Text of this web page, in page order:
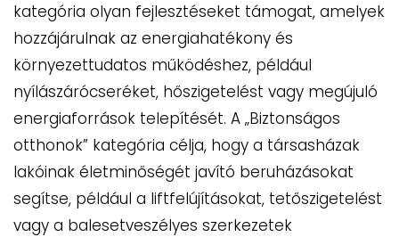
kategória olyan fejlesztéseket támogat, amelyek
hozzájárulnak az energiahatékony és
környezettudatos működéshez, például
nyílászárócseréket, hőszigetelést vagy megújuló
energiaforrások telepítését. A „Biztonságos
otthonok” kategória célja, hogy a társasházak
lakóinak életminőségét javító beruházásokat
segítse, például a liftfelújításokat, tetőszigetelést
vagy a balesetveszélyes szerkezetek